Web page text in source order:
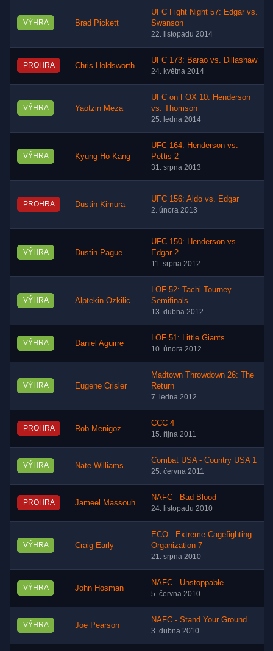
VÝHRA Brad Pickett
UFC Fight Night 57: Edgar vs.
Swanson
22. listopadu 2014
PROHRA Chris Holdsworth
UFC 173: Barao vs. Dillashaw
24. května 2014
VÝHRA Yaotzin Meza
UFC on FOX 10: Henderson
vs. Thomson
25. ledna 2014
VÝHRA Kyung Ho Kang
UFC 164: Henderson vs.
Pettis 2
31. srpna 2013
PROHRA Dustin Kimura
UFC 156: Aldo vs. Edgar
2. února 2013
VÝHRA Dustin Pague
UFC 150: Henderson vs.
Edgar 2
11. srpna 2012
VÝHRA Alptekin Ozkilic
LOF 52: Tachi Tourney
Semifinals
13. dubna 2012
VÝHRA Daniel Aguirre
LOF 51: Little Giants
10. února 2012
VÝHRA Eugene Crisler
Madtown Throwdown 26: The
Return
7. ledna 2012
PROHRA Rob Menigoz
CCC 4
15. října 2011
VÝHRA Nate Williams
Combat USA - Country USA 1
25. června 2011
PROHRA Jameel Massouh
NAFC - Bad Blood
24. listopadu 2010
VÝHRA Craig Early
ECO - Extreme Cagefighting
Organization 7
21. srpna 2010
VÝHRA John Hosman
NAFC - Unstoppable
5. června 2010
VÝHRA Joe Pearson
NAFC - Stand Your Ground
3. dubna 2010